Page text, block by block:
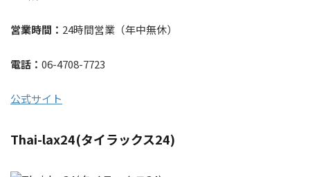
営業時間： 24時間営業（年中無休）
電話： 06-4708-7723
公式サイト
Thai-lax24(タイラックス24)